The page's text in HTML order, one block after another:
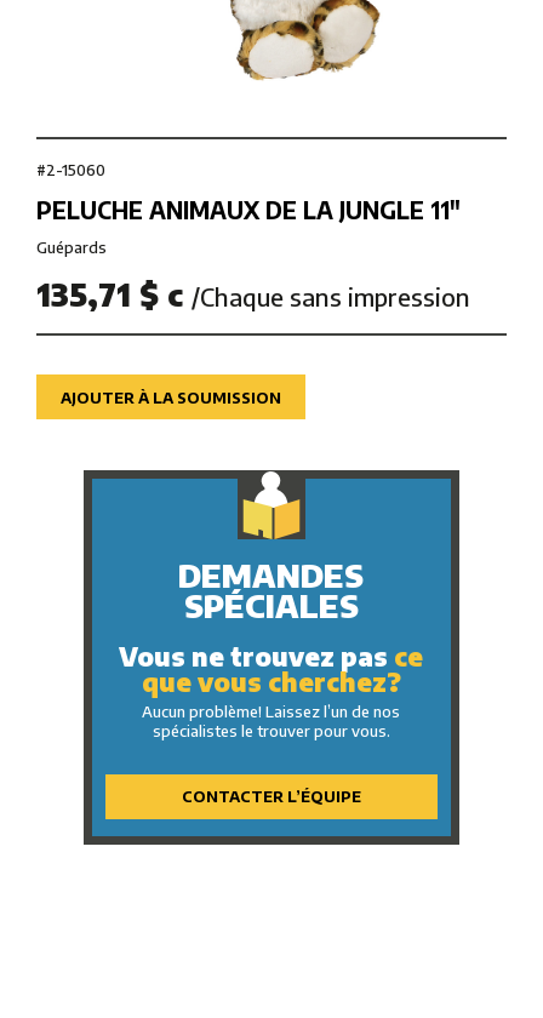
#2-15060
PELUCHE ANIMAUX DE LA JUNGLE 11″
Guépards
135,71 $ c /Chaque sans impression
AJOUTER À LA SOUMISSION
DEMANDES
SPÉCIALES
Vous ne trouvez pas ce
que vous cherchez?
Aucun problème! Laissez l’un de nos
spécialistes le trouver pour vous.
CONTACTER L’ÉQUIPE